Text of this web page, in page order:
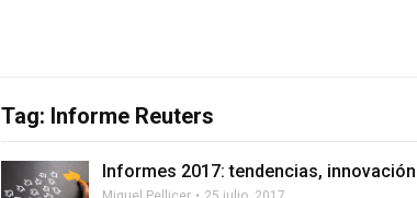
Tag: Informe Reuters
Informes 2017: tendencias,